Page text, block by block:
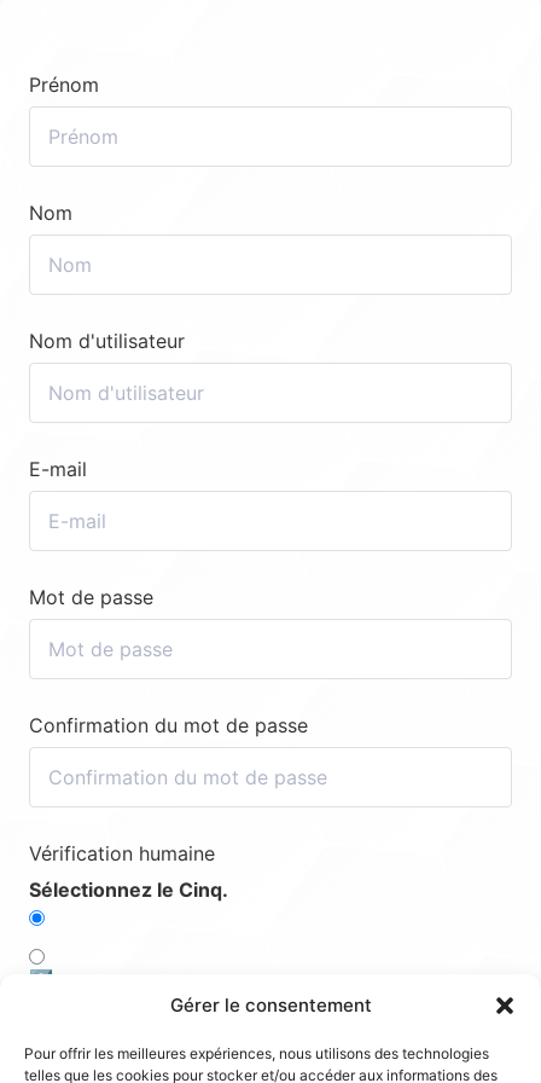
Gérer le consentement
Pour offrir les meilleures expériences, nous utilisons des technologies
telles que les cookies pour stocker et/ou accéder aux informations des
Prénom
Nom
Nom d'utilisateur
E-mail
Mot de passe
Confirmation du mot de passe
Vérification humaine
Sélectionnez le Cinq.
3️⃣